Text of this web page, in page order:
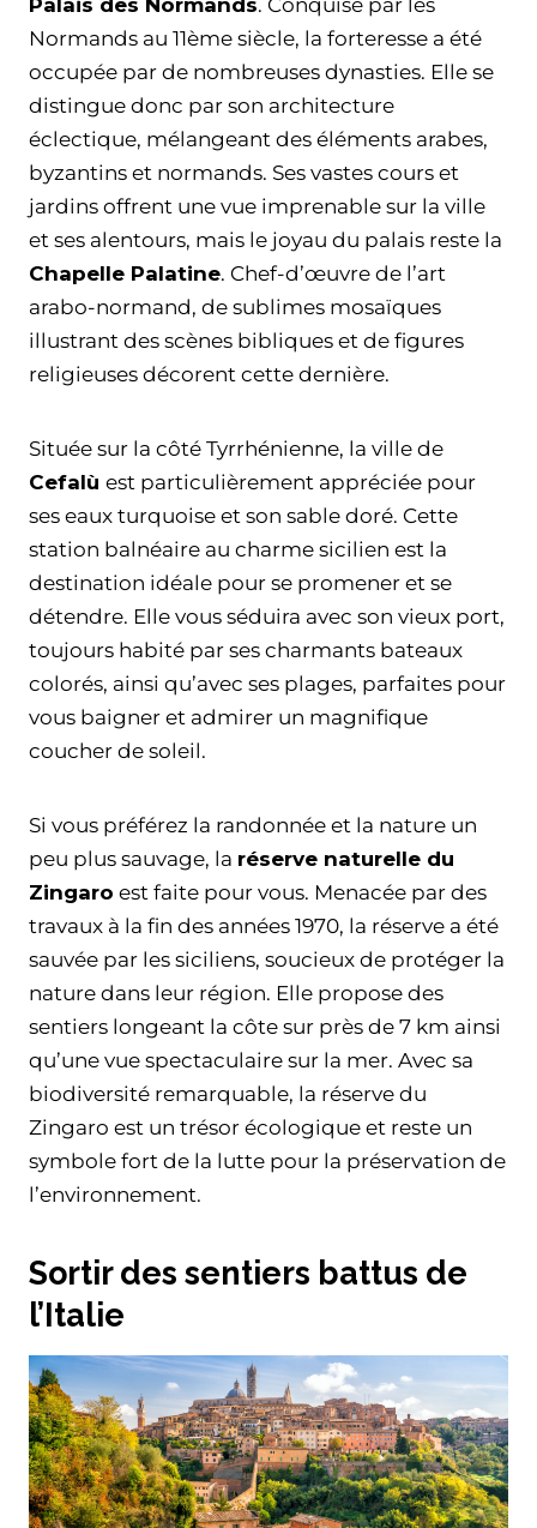
Normands au 11ème siècle, la forteresse a été
occupée par de nombreuses dynasties. Elle se
distingue donc par son architecture
éclectique, mélangeant des éléments arabes,
byzantins et normands. Ses vastes cours et
jardins offrent une vue imprenable sur la ville
et ses alentours, mais le joyau du palais reste la
Chapelle Palatine. Chef-d’œuvre de l’art
arabo-normand, de sublimes mosaïques
illustrant des scènes bibliques et de figures
religieuses décorent cette dernière.
Située sur la côté Tyrrhénienne, la ville de
Cefalù est particulièrement appréciée pour
ses eaux turquoise et son sable doré. Cette
station balnéaire au charme sicilien est la
destination idéale pour se promener et se
détendre. Elle vous séduira avec son vieux port,
toujours habité par ses charmants bateaux
colorés, ainsi qu’avec ses plages, parfaites pour
vous baigner et admirer un magnifique
coucher de soleil.
Si vous préférez la randonnée et la nature un
peu plus sauvage, la réserve naturelle du
Zingaro est faite pour vous. Menacée par des
travaux à la fin des années 1970, la réserve a été
sauvée par les siciliens, soucieux de protéger la
nature dans leur région. Elle propose des
sentiers longeant la côte sur près de 7 km ainsi
qu’une vue spectaculaire sur la mer. Avec sa
biodiversité remarquable, la réserve du
Zingaro est un trésor écologique et reste un
symbole fort de la lutte pour la préservation de
l’environnement.
Sortir des sentiers battus de
l’Italie